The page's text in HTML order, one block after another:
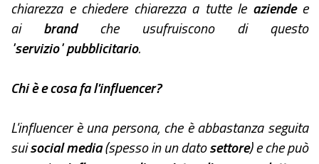
chiarezza e chiedere chiarezza a tutte le aziende e
ai brand che usufruiscono di questo
"servizio"pubblicitario.
Chi è e cosa fa l'influencer?
L'influencer è una persona, che è abbastanza seguita
suisocial media(spesso in un datosettore) e che può